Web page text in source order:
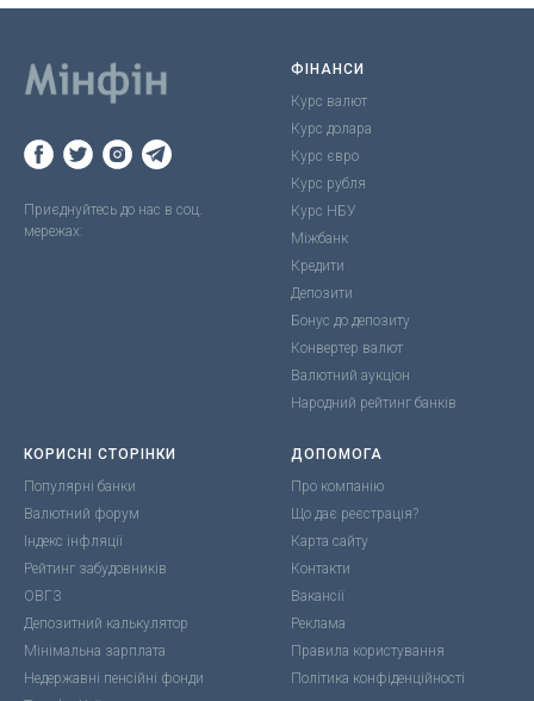
Приєднуйтесь до нас в соц.
мережах:
ФІНАНСИ
Курс валют
Курс долара
Курс євро
Курс рубля
Курс НБУ
Міжбанк
Кредити
Депозити
Бонус до депозиту
Конвертер валют
Валютний аукціон
Народний рейтинг банків
КОРИСНІ СТОРІНКИ
Популярні банки
Валютний форум
Індекс інфляції
Рейтинг забудовників
ОВГЗ
Депозитний калькулятор
Мінімальна зарплата
Недержавні пенсійні фонди
ДОПОМОГА
Про компанію
Що дає реєстрація?
Карта сайту
Контакти
Вакансії
Реклама
Правила користування
Політика конфіденційності